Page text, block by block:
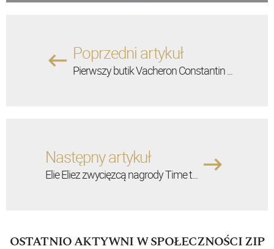
Poprzedni artykuł
Pierwszy butik Vacheron Constantin ...
Następny artykuł
Elie Eliez zwycięzcą nagrody Time t...
OSTATNIO AKTYWNI W SPOŁECZNOŚCI ZIP